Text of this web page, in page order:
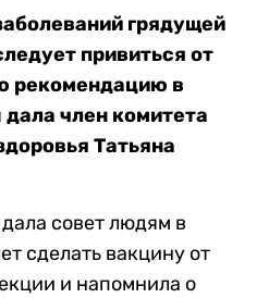
грядущей
привиться от
рекомендацию в
дала член комитета
Татьяна
совет людям в
сделать вакцину от
и напомнила о